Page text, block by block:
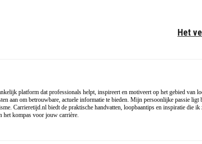
Het
platform dat professionals helpt, inspireert en motiveert op het gebied van
aan om betrouwbare, actuele informatie te bieden. Mijn persoonlijke passie
Carrieretijd.nl biedt de praktische handvatten, loopbaantips en inspiratie
het kompas voor jouw carrière.